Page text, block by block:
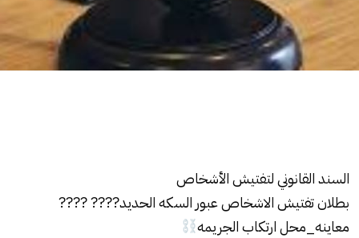
السند القانونيلتفتيشالأشخاص
بطلانتفتيشالاشخاص عبور السكه الحديد???? ????
معاينه_محل ارتكاب الجريمه